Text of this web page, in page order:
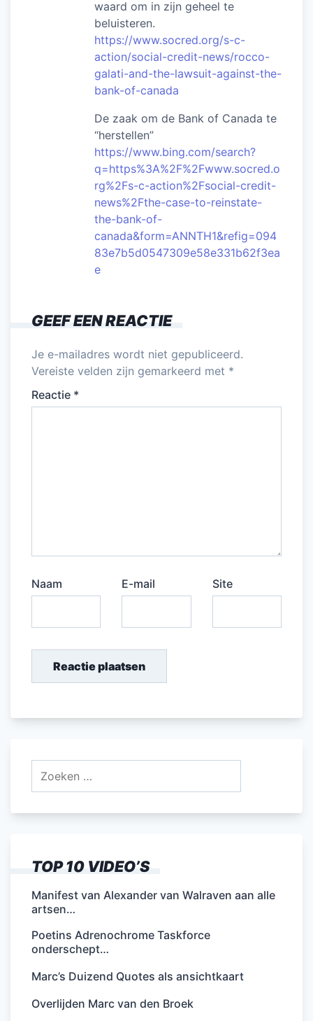
waard om in zijn geheel te
beluisteren.
https://www.socred.org/s-c-
action/social-credit-news/rocco-
galati-and-the-lawsuit-against-the-
bank-of-canada
De zaak om de Bank of Canada te
“herstellen”
https://www.bing.com/search?
q=https%3A%2F%2Fwww.socred.o
rg%2Fs-c-action%2Fsocial-credit-
news%2Fthe-case-to-reinstate-
the-bank-of-
canada&form=ANNTH1&refig=094
83e7b5d0547309e58e331b62f3ea
e
GEEF EEN REACTIE
Je e-mailadres wordt niet gepubliceerd.
Vereiste velden zijn gemarkeerd met *
Reactie *
Naam E-mail Site
TOP 10 VIDEO’S
Manifest van Alexander van Walraven aan alle
artsen…
Poetins Adrenochrome Taskforce
onderschept…
Marc’s Duizend Quotes als ansichtkaart
Overlijden Marc van den Broek